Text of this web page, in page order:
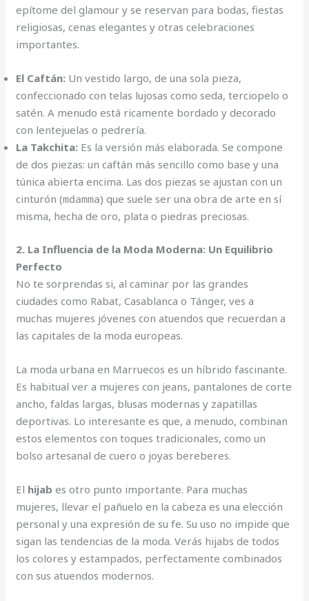
epítome del glamour y se reservan para bodas, fiestas
religiosas, cenas elegantes y otras celebraciones
importantes.
El Caftán: Un vestido largo, de una sola pieza,
confeccionado con telas lujosas como seda, terciopelo o
satén. A menudo está ricamente bordado y decorado
con lentejuelas o pedrería.
La Takchita: Es la versión más elaborada. Se compone
de dos piezas: un caftán más sencillo como base y una
túnica abierta encima. Las dos piezas se ajustan con un
cinturón (mdamma) que suele ser una obra de arte en sí
misma, hecha de oro, plata o piedras preciosas.
2. La Influencia de la Moda Moderna: Un Equilibrio
Perfecto
No te sorprendas si, al caminar por las grandes
ciudades como Rabat, Casablanca o Tánger, ves a
muchas mujeres jóvenes con atuendos que recuerdan a
las capitales de la moda europeas.
La moda urbana en Marruecos es un híbrido fascinante.
Es habitual ver a mujeres con jeans, pantalones de corte
ancho, faldas largas, blusas modernas y zapatillas
deportivas. Lo interesante es que, a menudo, combinan
estos elementos con toques tradicionales, como un
bolso artesanal de cuero o joyas bereberes.
El hijab es otro punto importante. Para muchas
mujeres, llevar el pañuelo en la cabeza es una elección
personal y una expresión de su fe. Su uso no impide que
sigan las tendencias de la moda. Verás hijabs de todos
los colores y estampados, perfectamente combinados
con sus atuendos modernos.